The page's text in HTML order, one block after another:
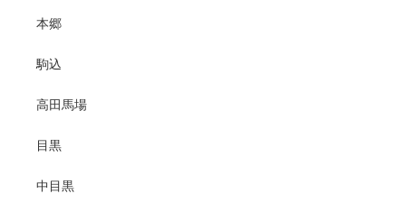
本郷
駒込
高田馬場
目黒
中目黒